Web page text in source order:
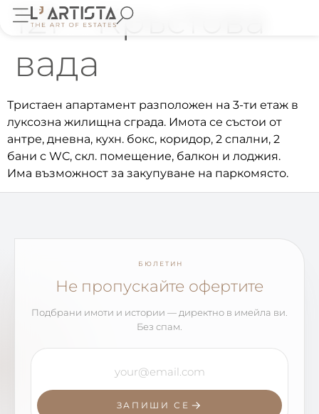
121 – Кръстова
вада
Тристаен апартамент разположен на 3-ти етаж в
луксозна жилищна сграда. Имота се състои от
антре, дневна, кухн. бокс, коридор, 2 спални, 2
бани с WC, скл. помещение, балкон и лоджия.
Има възможност за закупуване на паркомясто.
БЮЛЕТИН
Не пропускайте офертите
Подбрани имоти и истории — директно в имейла ви.
Без спам.
ЗАПИШИ СЕ